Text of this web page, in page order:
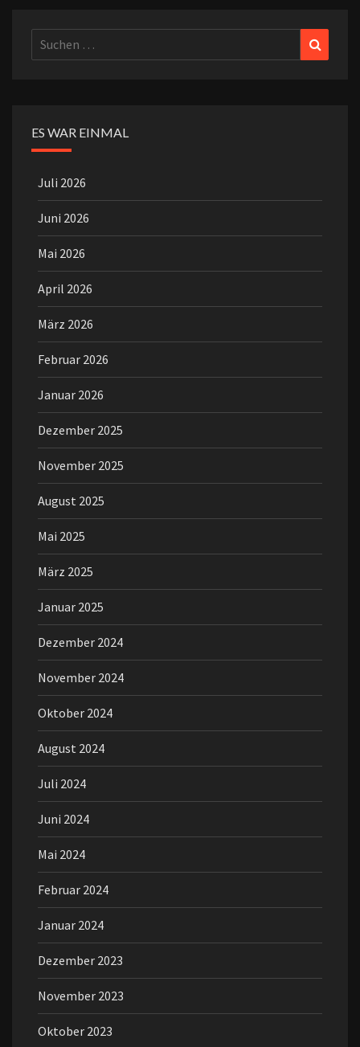
Suchen
nach:
ES WAR EINMAL
Juli 2026
Juni 2026
Mai 2026
April 2026
März 2026
Februar 2026
Januar 2026
Dezember 2025
November 2025
August 2025
Mai 2025
März 2025
Januar 2025
Dezember 2024
November 2024
Oktober 2024
August 2024
Juli 2024
Juni 2024
Mai 2024
Februar 2024
Januar 2024
Dezember 2023
November 2023
Oktober 2023